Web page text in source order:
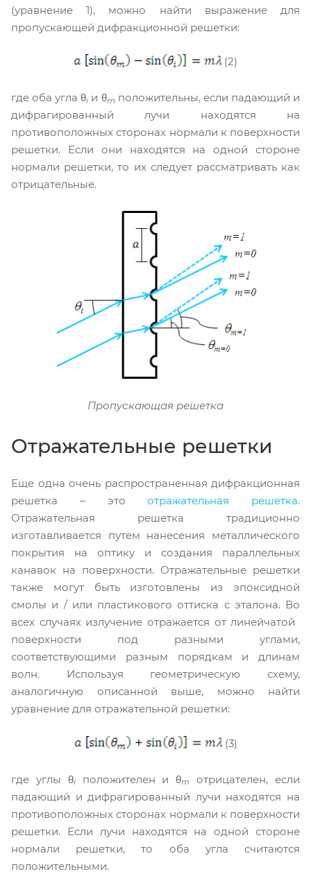
(уравнение 1), можно найти выражение для
пропускающей дифракционной решетки:
(2)
где оба угла θi и θm положительны, если падающий и
дифрагированный лучи находятся на
противоположных сторонах нормали к поверхности
решетки. Если они находятся на одной стороне
нормали решетки, то их следует рассматривать как
отрицательные.
Пропускающая решетка
Отражательные решетки
Еще одна очень распространенная дифракционная
решетка – этоотражательная решетка.
Отражательная решетка традиционно
изготавливается путем нанесения металлического
покрытия на оптику и создания параллельных
канавок на поверхности. Отражательные решетки
также могут быть изготовлены из эпоксидной
смолы и / или пластикового оттиска с эталона. Во
всех случаях излучение отражается от линейчатой ​​
поверхности под разными углами,
соответствующими разным порядкам и длинам
волн. Используя геометрическую схему,
аналогичную описанной выше, можно найти
уравнение для отражательной решетки:
(3)
где углы θiположителен и θm
отрицателен, если
падающий и дифрагированный лучи находятся на
противоположных сторонах нормали к поверхности
решетки. Если лучи находятся на одной стороне
нормали решетки, то оба угла считаются
положительными.